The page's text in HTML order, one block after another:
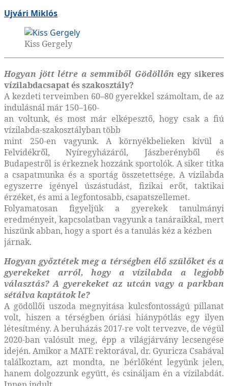
Ujvári Miklós
Kiss Gergely
Hogyan jött létre a semmiből Gödöllőn egy sikeres
vízilabdacsapat és szakosztály?
A kezdeti terveimben 60–80 gyerekkel számoltam, de az
indulásnál már 150–160-
an voltunk, és most már elképesztő, hogy csak a fiú
vízilabda-szakosztályban több
mint 250-en vagyunk. A környékbelieken kívül a
Felvidékről, Nyíregyházáról, Jászberényből és
Budapestről is érkeznek hozzánk sportolók. A siker titka
a csapatmunka és a sportág összetettsége. A vízilabda
egyszerre igényel úszástudást, fizikai erőt, taktikai
érzéket, és ami a legfontosabb, csapatszellemet.
Folyamatosan figyeljük a gyerekek tanulmányi
eredményeit, kapcsolatban vagyunk a tanáraikkal, mert
hiszünk abban, hogy a sport és a tanulás kéz a kézben
járnak.
Hogyan győztétek meg a térségben élő szülőket és a
gyerekeket arról, hogy a vízilabda a legjobb
választás? A gyerekeket az utcán vagy a parkban
sétálva kaptátok le?
A gödöllői uszoda megnyitása kulcsfontosságú pillanat
volt, hiszen a térségben óriási hiánypótlás egy ilyen
létesítmény. A beruházás 2017-re volt tervezve, de végül
2020-ban valósult meg, épp a világjárvány lecsengése
idején. Amikor a MATE rektorával, dr. Gyuricza Csabával
találkoztam, azt mondta, ne bérlőként legyünk jelen,
hanem dolgozzunk együtt, és csináljam én a vízilabdát.